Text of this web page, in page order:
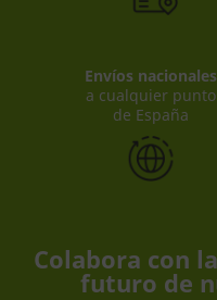
Envíos nacionales
a cualquier punto
de España
Colabora con
futuro de